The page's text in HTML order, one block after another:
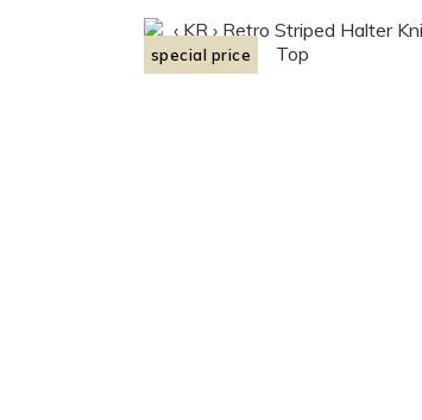
special price